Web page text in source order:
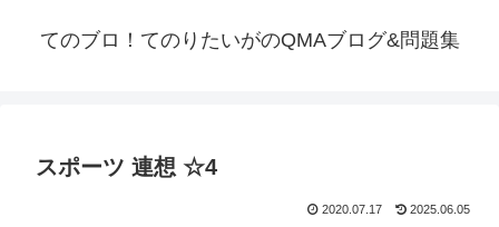
てのブロ！てのりたいがのQMAブログ&問題集
スポーツ 連想 ☆4
2020.07.17 2025.06.05